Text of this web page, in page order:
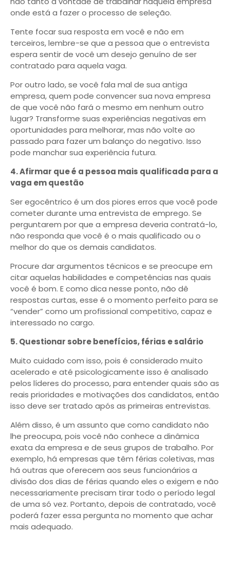
onde está a fazer o processo de seleção.
Tente focar sua resposta em você e não em
terceiros, lembre-se que a pessoa que o entrevista
espera sentir de você um desejo genuíno de ser
contratado para aquela vaga.
Por outro lado, se você fala mal de sua antiga
empresa, quem pode convencer sua nova empresa
de que você não fará o mesmo em nenhum outro
lugar? Transforme suas experiências negativas em
oportunidades para melhorar, mas não volte ao
passado para fazer um balanço do negativo. Isso
pode manchar sua experiência futura.
4. Afirmar que é a pessoa mais qualificada para a
vaga em questão
Ser egocêntrico é um dos piores erros que você pode
cometer durante uma entrevista de emprego. Se
perguntarem por que a empresa deveria contratá-lo,
não responda que você é o mais qualificado ou o
melhor do que os demais candidatos.
Procure dar argumentos técnicos e se preocupe em
citar aquelas habilidades e competências nas quais
você é bom. E como dica nesse ponto, não dê
respostas curtas, esse é o momento perfeito para se
“vender” como um profissional competitivo, capaz e
interessado no cargo.
5. Questionar sobre benefícios, férias e salário
Muito cuidado com isso, pois é considerado muito
acelerado e até psicologicamente isso é analisado
pelos líderes do processo, para entender quais são as
reais prioridades e motivações dos candidatos, então
isso deve ser tratado após as primeiras entrevistas.
Além disso, é um assunto que como candidato não
lhe preocupa, pois você não conhece a dinâmica
exata da empresa e de seus grupos de trabalho. Por
exemplo, há empresas que têm férias coletivas, mas
há outras que oferecem aos seus funcionários a
divisão dos dias de férias quando eles o exigem e não
necessariamente precisam tirar todo o período legal
de uma só vez. Portanto, depois de contratado, você
poderá fazer essa pergunta no momento que achar
mais adequado.